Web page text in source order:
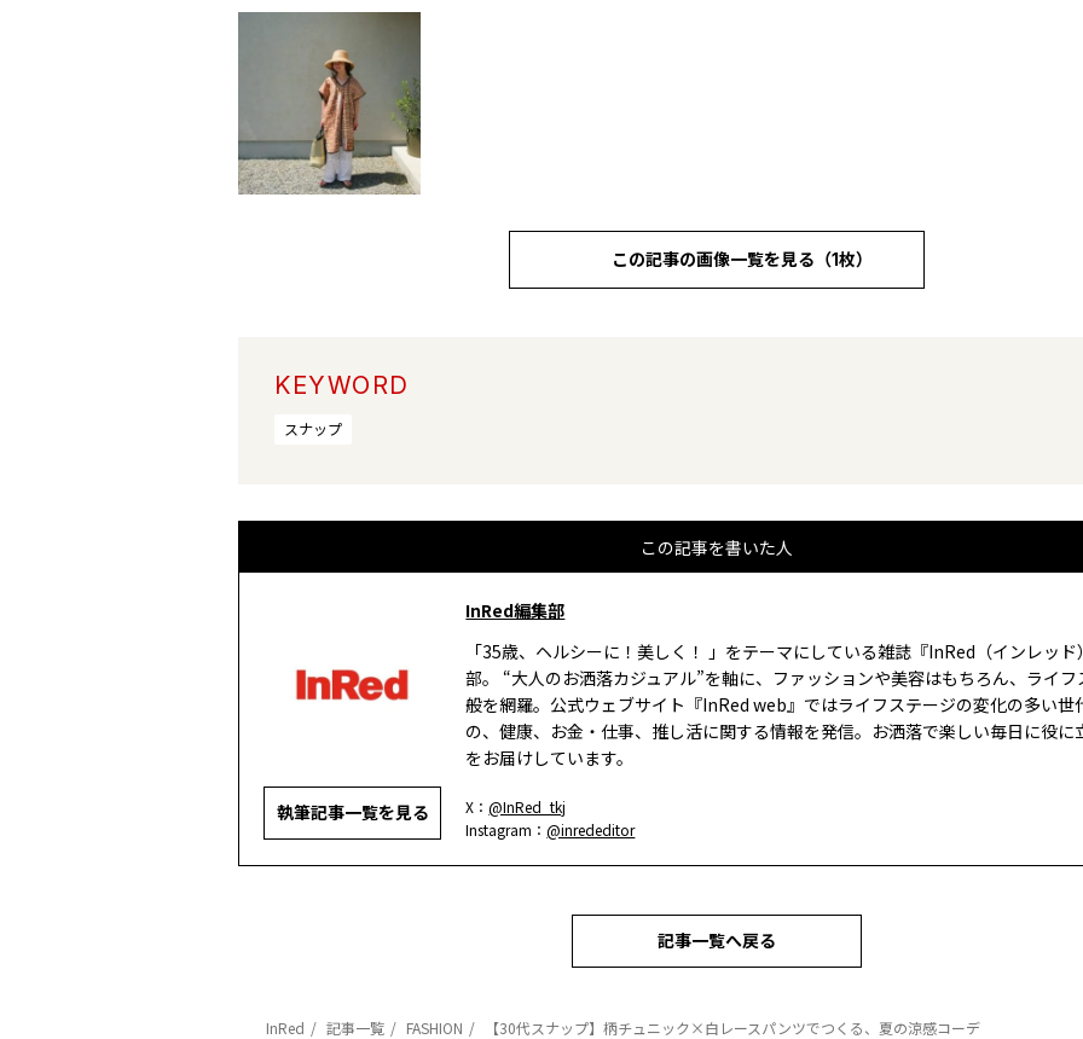
この記事の画像一覧を見る（1枚）
KEYWORD
スナップ
この記事を書いた人
執筆記事一覧を見る
InRed編集部
「35歳、ヘルシーに！美しく！ 」をテーマにしている雑誌『InRed（インレッド
部。 “大人のお洒落カジュアル”を軸に、ファッションや美容はもちろん、ライフ
般を網羅。公式ウェブサイト『InRed web』ではライフステージの変化の多い世
の、健康、お金・仕事、推し活に関する情報を発信。お洒落で楽しい毎日に役に
をお届けしています。
X：@InRed_tkj
Instagram：@inrededitor
記事一覧へ戻る
InRed 記事一覧 FASHION 【30代スナップ】柄チュニック×白レースパンツでつくる、夏の涼感コーデ